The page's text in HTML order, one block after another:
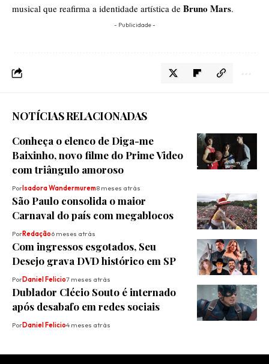
musical que reafirma a identidade artística de Bruno Mars.
- Publicidade -
NOTÍCIAS RELACIONADAS
Conheça o elenco de Diga-me
Baixinho, novo filme do Prime Video
com triângulo amoroso
PorIsadora Wandermurem8 meses atrás
São Paulo consolida o maior
Carnaval do país com megablocos
PorRedação6 meses atrás
Com ingressos esgotados, Seu
Desejo grava DVD histórico em SP
PorDaniel Felicio7 meses atrás
Dublador Clécio Souto é internado
após desabafo em redes sociais
PorDaniel Felicio4 meses atrás